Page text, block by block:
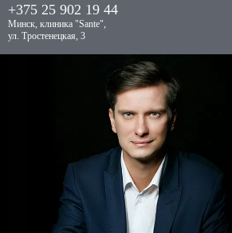
+375 25 902 19 44
Минск, клиника "Sante",
ул. Тростенецкая, 3